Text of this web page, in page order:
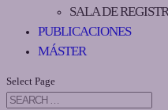
SALA DE
PUBLICACIONES
MÁSTER
Select Page